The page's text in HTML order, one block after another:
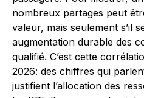
nombreux partages peut
valeur, mais seulement s’il
augmentation durable des
qualifié. C’est cette
2026: des chiffres qui
justifient l’allocation des